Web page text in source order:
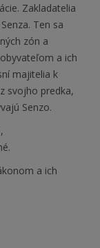
Zakladatelia
Ten sa
zón a
a ich
majitelia k
svojho predka,
Senzo.
a ich